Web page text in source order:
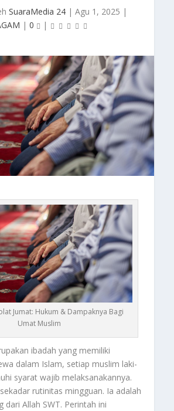
SuaraMedia 24 | Agu 1, 2025 |
| 0 |
Jumat: Hukum & Dampaknya Bagi
Umat Muslim
ibadah yang memiliki
dalam Islam, setiap muslim laki-
syarat wajib melaksanakannya.
rutinitas mingguan. Ia adalah
dari Allah SWT. Perintah ini